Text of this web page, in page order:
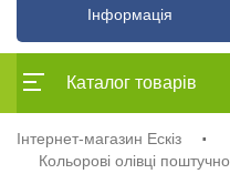
Інформація
Каталог товарів
Інтернет-магазин Ескіз
Кольорові олівці поштучно